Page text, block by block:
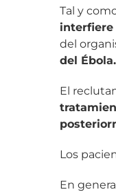
Tal y
interfiere
del
del Ébola.
El
Los
En